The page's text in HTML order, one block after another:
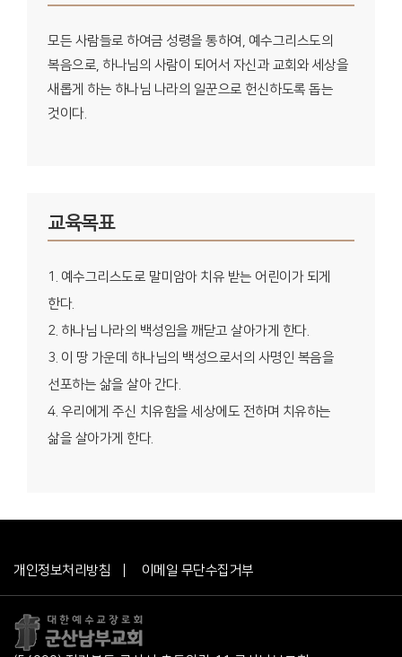
모든 사람들로 하여금 성령을 통하여, 예수그리스도의
복음으로, 하나님의 사람이 되어서 자신과 교회와 세상을
새롭게 하는 하나님 나라의 일꾼으로 헌신하도록 돕는
것이다.
교육목표
1. 예수그리스도로 말미암아 치유 받는 어린이가 되게
한다.
2. 하나님 나라의 백성임을 깨닫고 살아가게 한다.
3. 이 땅 가운데 하나님의 백성으로서의 사명인 복음을
선포하는 삶을 살아 간다.
4. 우리에게 주신 치유함을 세상에도 전하며 치유하는
삶을 살아가게 한다.
개인정보처리방침 이메일 무단수집거부